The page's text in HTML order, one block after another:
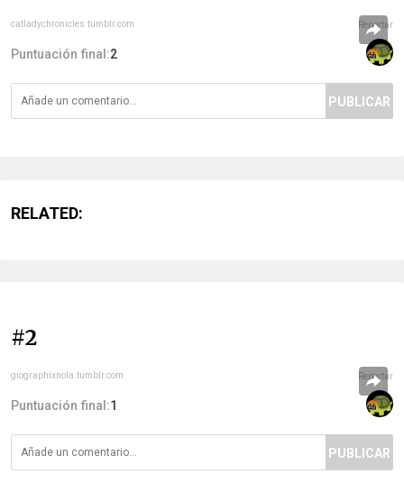
catladychronicles.tumblr.com Reportar
Puntuación final:2
PUBLICAR
RELATED:
#2
giographixnola.tumblr.com Reportar
Puntuación final:1
PUBLICAR